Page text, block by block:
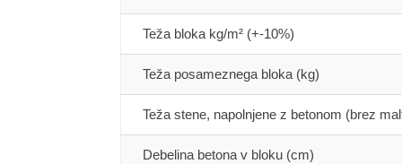
Teža bloka kg/m² (+-10%)
Teža posameznega bloka (kg)
Teža stene, napolnjene z betonom (brez
Debelina betona v bloku (cm)